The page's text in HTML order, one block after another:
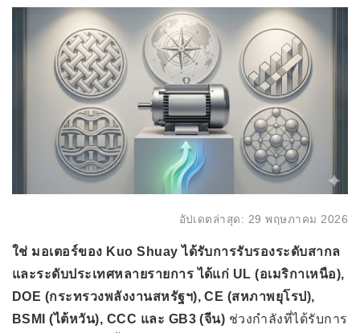
อัปเดตล่าสุด: 29 พฤษภาคม 2026
ใช่ มอเตอร์ของ Kuo Shuay ได้รับการรับรองระดับสากล
และระดับประเทศหลายรายการ ได้แก่ UL (อเมริกาเหนือ),
DOE (กระทรวงพลังงานสหรัฐฯ), CE (สหภาพยุโรป),
BSMI (ไต้หวัน), CCC และ GB3 (จีน) ช่วงกำลังที่ได้รับการ